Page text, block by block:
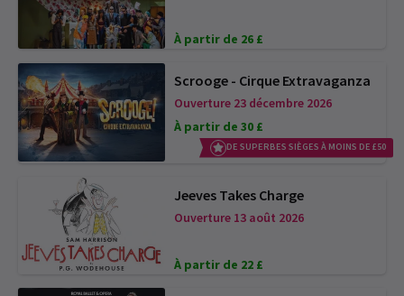
À partir de 26 £
Scrooge - Cirque Extravaganza
Ouverture 23 décembre 2026
À partir de 30 £
DE SUPERBES SIÈGES À MOINS DE £50
Jeeves Takes Charge
Ouverture 13 août 2026
À partir de 22 £